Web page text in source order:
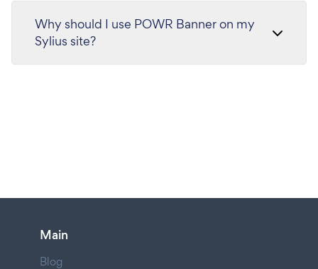
Why should I use POWR Banner on my
Sylius site?
Main
Blog